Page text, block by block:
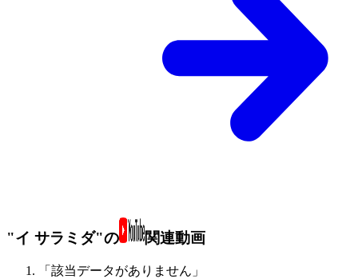
"イ サラミダ"の 関連動画
「該当データがありません」